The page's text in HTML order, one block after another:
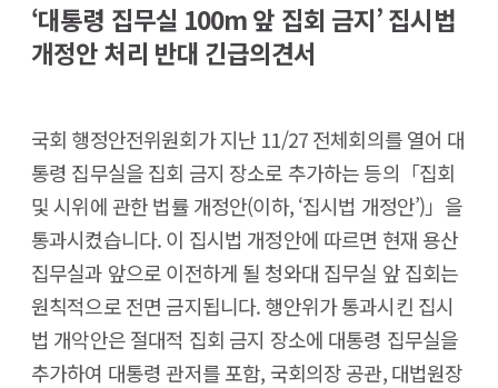
‘대통령 집무실 100m 앞 집회 금지’ 집시법
개정안 처리 반대 긴급의견서
국회 행정안전위원회가 지난 11/27 전체회의를 열어 대
통령 집무실을 집회 금지 장소로 추가하는 등의「집회
및 시위에 관한 법률 개정안(이하, ‘집시법 개정안’)」을
통과시켰습니다. 이 집시법 개정안에 따르면 현재 용산
집무실과 앞으로 이전하게 될 청와대 집무실 앞 집회는
원칙적으로 전면 금지됩니다. 행안위가 통과시킨 집시
법 개악안은 절대적 집회 금지 장소에 대통령 집무실을
추가하여 대통령 관저를 포함, 국회의장 공관, 대법원장